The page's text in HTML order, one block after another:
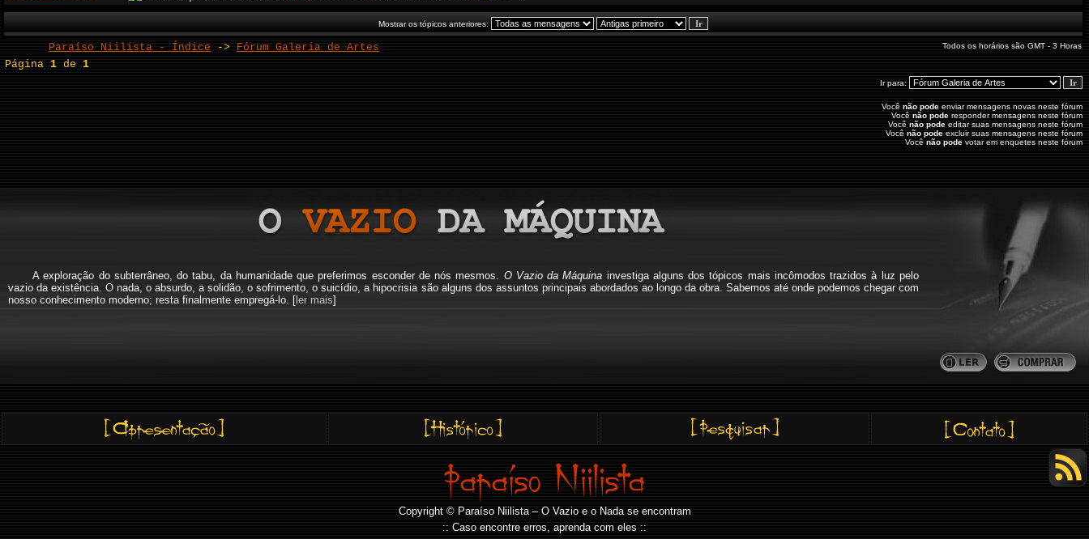
Mostrar os tópicos anteriores:
Paraíso Niilista - Índice -> Fórum Galeria de Artes Todos os horários são GMT - 3 Horas
Página1 de1
Ir para:
Vocênão pode enviar mensagens novas neste fórum
Vocênão pode responder mensagens neste fórum
Vocênão pode editar suas mensagens neste fórum
Vocênão pode excluir suas mensagens neste fórum
Vocênão pode votar em enquetes neste fórum
A exploração do subterrâneo, do tabu, da humanidade que preferimos esconder de nós mesmos. O Vazio da Máquina investiga alguns dos tópicos mais incômodos trazidos à luz pelo
vazio da existência. O nada, o absurdo, a solidão, o sofrimento, o suicídio, a hipocrisia são alguns dos assuntos principais abordados ao longo da obra. Sabemos até onde podemos chegar com
nosso conhecimento moderno; resta finalmente empregá-lo. [ler mais]
Copyright © Paraíso Niilista – O Vazio e o Nada se encontram
:: Caso encontre erros, aprenda com eles ::